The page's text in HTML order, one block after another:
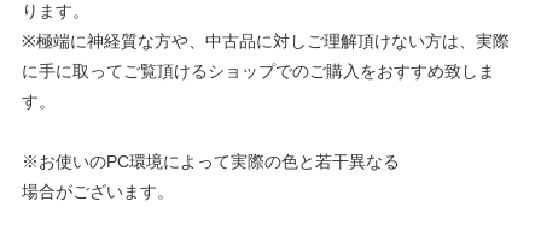
ります。
※極端に神経質な方や、中古品に対しご理解頂けない方は、実際
に手に取ってご覧頂けるショップでのご購入をおすすめ致しま
す。
※お使いのPC環境によって実際の色と若干異なる
場合がございます。